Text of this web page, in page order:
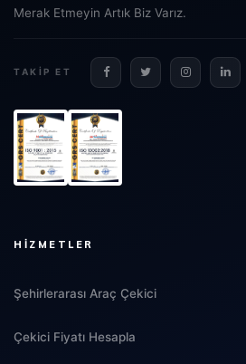
Merak Etmeyin Artık Biz Varız.
TAKIP ET
HIZMETLER
Şehirlerarası Araç Çekici
Çekici Fiyatı Hesapla